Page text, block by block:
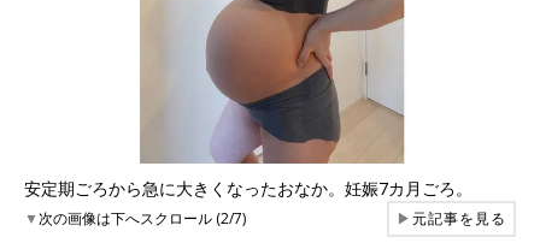
安定期ごろから急に大きくなったおなか。妊娠7カ月ごろ。
▼次の画像は下へスクロール (2/7) ▶元記事を見る